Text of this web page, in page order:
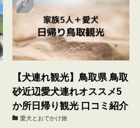
【犬連れ観光】鳥取県 鳥取
砂近辺愛犬連れオススメ5
か所日帰り観光 口コミ紹介
愛犬とおでかけ旅